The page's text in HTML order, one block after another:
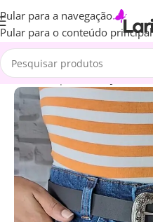
Pular para a navegação
Pular para o conteúdo principal
Início Roupas Short Jeans